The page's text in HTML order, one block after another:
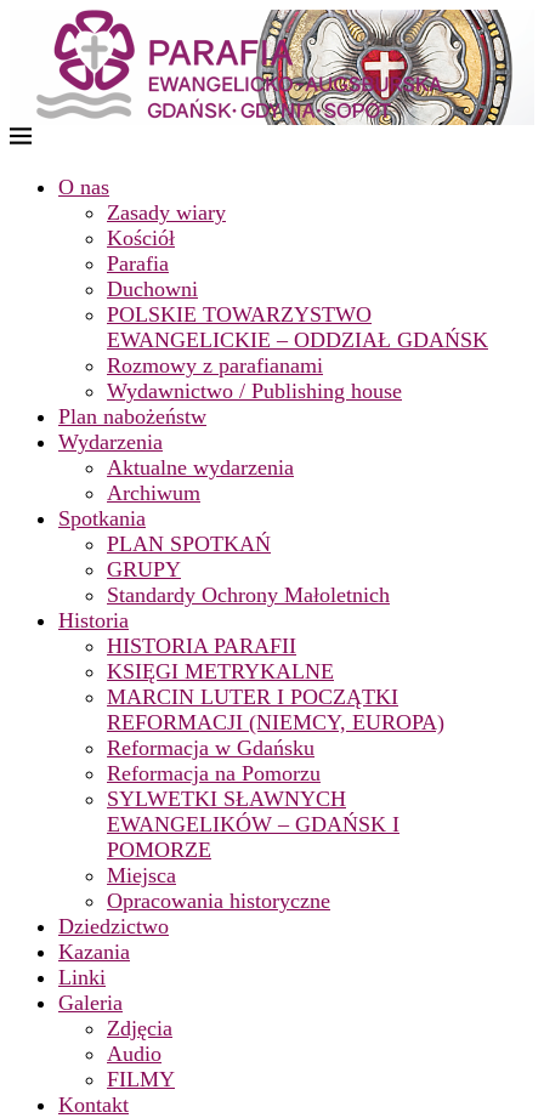
O nas
Zasady wiary
Kościół
Parafia
Duchowni
POLSKIE TOWARZYSTWO
EWANGELICKIE – ODDZIAŁ GDAŃSK
Rozmowy z parafianami
Wydawnictwo / Publishing house
Plan nabożeństw
Wydarzenia
Aktualne wydarzenia
Archiwum
Spotkania
PLAN SPOTKAŃ
GRUPY
Standardy Ochrony Małoletnich
Historia
HISTORIA PARAFII
KSIĘGI METRYKALNE
MARCIN LUTER I POCZĄTKI
REFORMACJI (NIEMCY, EUROPA)
Reformacja w Gdańsku
Reformacja na Pomorzu
SYLWETKI SŁAWNYCH
EWANGELIKÓW – GDAŃSK I
POMORZE
Miejsca
Opracowania historyczne
Dziedzictwo
Kazania
Linki
Galeria
Zdjęcia
Audio
FILMY
Kontakt